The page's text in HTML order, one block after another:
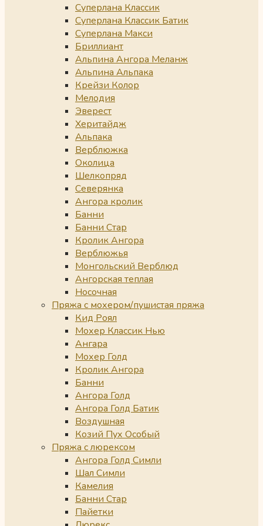
Суперлана Классик
Суперлана Классик Батик
Суперлана Макси
Бриллиант
Альпина Ангора Меланж
Альпина Альпака
Крейзи Колор
Мелодия
Эверест
Херитайдж
Альпака
Верблюжка
Околица
Шелкопряд
Северянка
Ангора кролик
Банни
Банни Стар
Кролик Ангора
Верблюжья
Монгольский Верблюд
Ангорская теплая
Носочная
Пряжа с мохером/пушистая пряжа
Кид Роял
Мохер Классик Нью
Ангара
Мохер Голд
Кролик Ангора
Банни
Ангора Голд
Ангора Голд Батик
Воздушная
Козий Пух Особый
Пряжа с люрексом
Ангора Голд Симли
Шал Симли
Камелия
Банни Стар
Пайетки